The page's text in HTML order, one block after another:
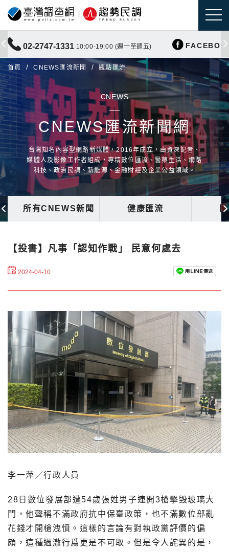
02-2747-1331 10:00-19:00 (週一至週五)
首頁 CNEWS匯流新聞 觀點匯流
CNEWS
CNEWS匯流新聞網
台灣知名內容型網路新媒體，2016年成立，由資深記者、
媒體人及影像工作者組成，專精數位匯流、醫藥生活、網路
科技、政治民調、新能源、金融財經及企業公益領域。
所有CNEWS新聞 健康匯流
【投書】凡事「認知作戰」 民意何處去
2024-04-10
李一萍／行政人員
28日數位發展部遭54歲張姓男子連開3槍擊毀玻璃大
門，他聲稱不滿政府抗中保臺政策，也不滿數位部亂
花錢才開槍洩憤。這樣的言論有對執政黨評價的偏
頗，這種過激行爲更是不可取。但是令人詫異的是，